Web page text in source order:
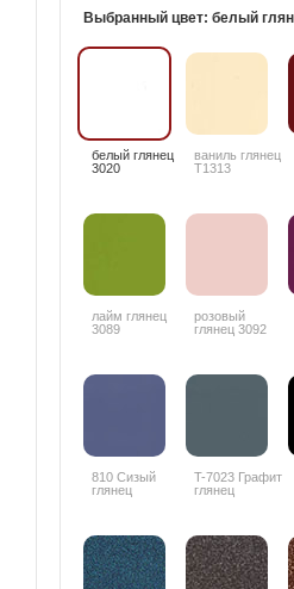
Выбранный цвет: белый
белый глянец
3020
ваниль глянец
T1313
лайм глянец
3089
розовый
глянец 3092
810 Сизый
глянец
T-7023 Графит
глянец